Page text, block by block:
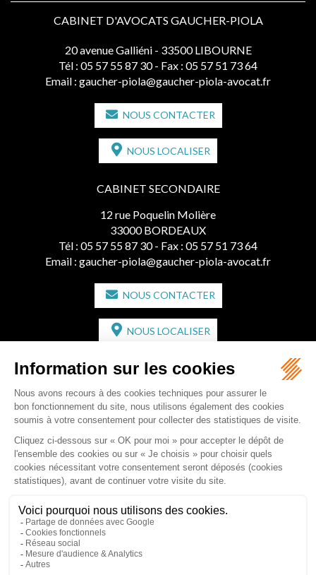
CABINET D'AVOCATS GAUCHER-PIOLA
20 avenue Galliéni - 33500 LIBOURNE
Tél : 05 57 55 87 30 - Fax : 05 57 51 73 64
Email : gaucher-piola@gaucher-piola-avocat.fr
NOUS CONTACTER
NOUS LOCALISER
CABINET SECONDAIRE
12 rue Poquelin Molière
33000 BORDEAUX
Tél : 05 57 55 87 30 - Fax : 05 57 51 73 64
Email : gaucher-piola@gaucher-piola-avocat.fr
NOUS CONTACTER
NOUS LOCALISER
CABINET SECONDAIRE
2 bis Avenue de l'Europe
33350 ST MAGNE-DE-CASTILLON
Tél :05 57 55 87 30 - Fax : 05 57 51 73 64
Email :gaucher-piola@gaucher-piola-avocat.fr
NOUS CONTACTER
NOUS LOCALISER